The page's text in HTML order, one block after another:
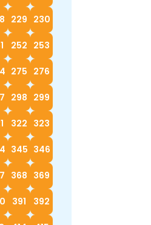
229 230
252 253
275 276
298 299
322 323
345 346
368 369
391 392